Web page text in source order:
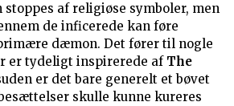
af religiøse symboler, men
de inficerede kan føre
dæmon. Det fører til nogle
er tydeligt inspirerede af The
er det bare generelt et bøvet
skulle kunne kureres